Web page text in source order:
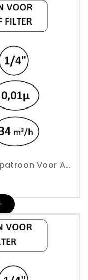
1/4" - 1µ - 34 M³/h - Vervangpatroon Voor Actieve Koolstof Filter - Perslucht